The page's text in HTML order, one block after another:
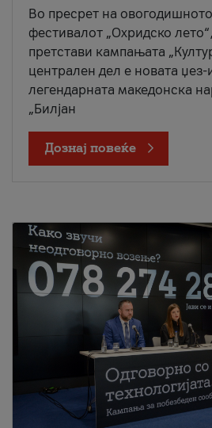
Во пресрет на
фестивалот „Охридско
претстави кампањата
централен дел е новата џез-
легендарната македонска
„Билјан
Дознај повеќе